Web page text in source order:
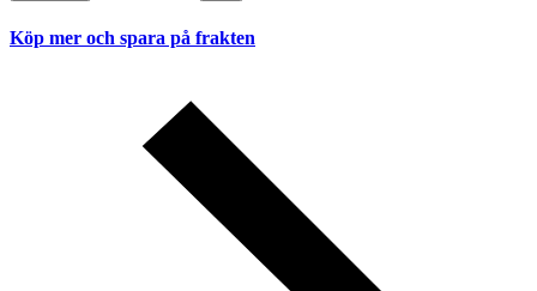
Köp mer och spara på frakten